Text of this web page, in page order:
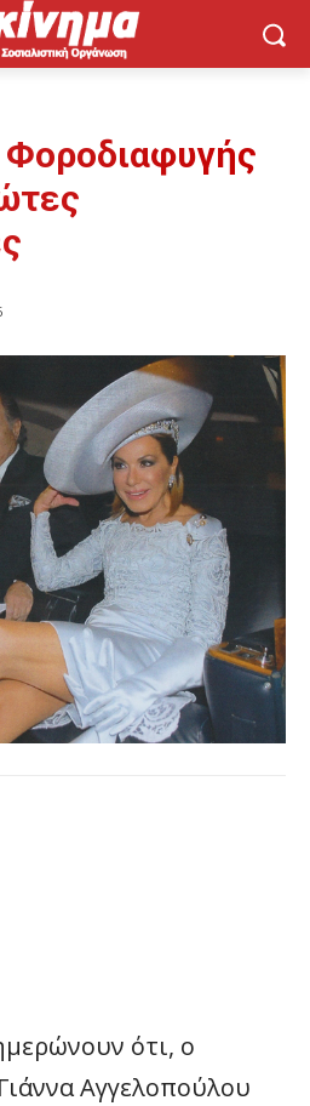
ότι, ο
Αγγελοπούλου